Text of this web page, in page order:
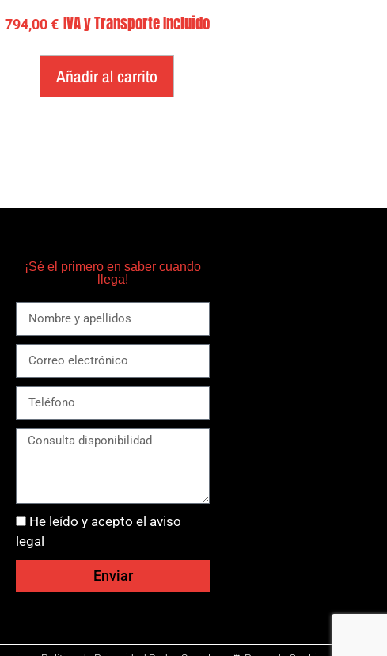
794,00€ IVA y Transporte Incluido
Añadir al carrito
¡Sé el primero en saber cuando
llega!
He leído y acepto el aviso
legal
Enviar